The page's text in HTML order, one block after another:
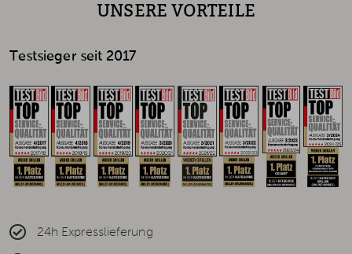
UNSERE VORTEILE
Testsieger seit 2017
24h Expresslieferung